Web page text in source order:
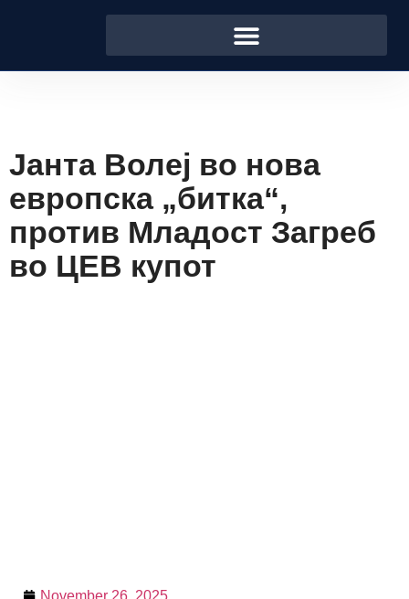
Јанта Волеј во нова
европска „битка“,
против Младост Загреб
во ЦЕВ купот